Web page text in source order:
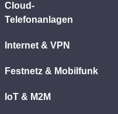
Cloud-
Telefonanlagen
Internet & VPN
Festnetz & Mobilfunk
IoT & M2M